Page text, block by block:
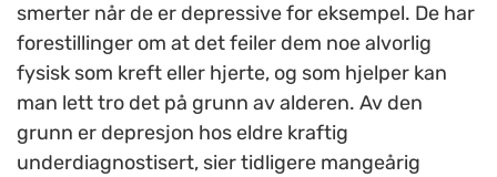
smerter når de er depressive for eksempel. De har
forestillinger om at det feiler dem noe alvorlig
fysisk som kreft eller hjerte, og som hjelper kan
man lett tro det på grunn av alderen. Av den
grunn er depresjon hos eldre kraftig
underdiagnostisert, sier tidligere mangeårig